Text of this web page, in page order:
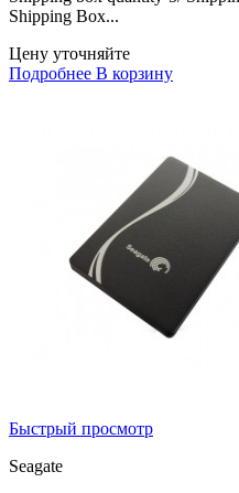
Shipping Box...
Цену уточняйте
Подробнее В корзину
Быстрый просмотр
Seagate